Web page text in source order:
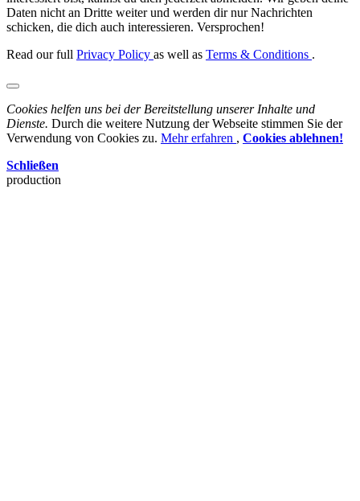
Daten nicht an Dritte weiter und werden dir nur Nachrichten
schicken, die dich auch interessieren. Versprochen!
Read our full Privacy Policy as well as Terms & Conditions .
Cookies helfen uns bei der Bereitstellung unserer Inhalte und
Dienste. Durch die weitere Nutzung der Webseite stimmen Sie der
Verwendung von Cookies zu. Mehr erfahren , Cookies ablehnen!
Schließen
production